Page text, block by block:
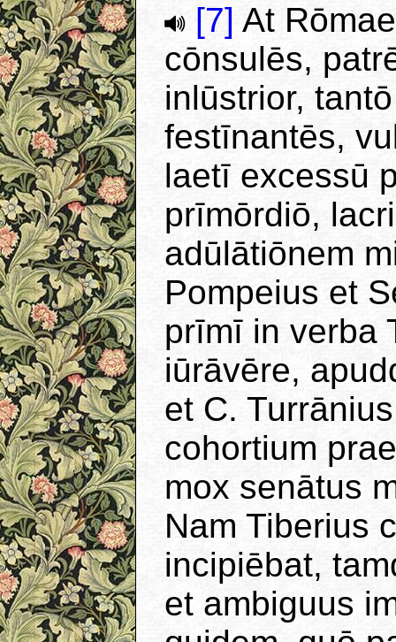
[7] At
cōnsulēs,
inlūstrior,
festīnantēs,
laetī excessū
prīmōrdiō,
adūlātiōnem
Pompeius et
prīmī in verba
iūrāvēre,
et C.
cohortium
mox senātus
Nam Tiberius
incipiēbat,
et ambiguus